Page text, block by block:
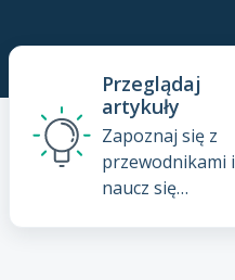
Przeglądaj
artykuły
Zapoznaj się z
przewodnikami i
naucz się